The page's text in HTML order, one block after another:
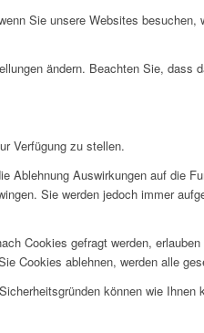
Sie unsere Websites
ändern. Beachten Sie,
Verfügung zu stellen.
Auswirkungen auf die
Sie werden jedoch immer
Cookies gefragt werden,
Cookies ablehnen, werden alle
können wie